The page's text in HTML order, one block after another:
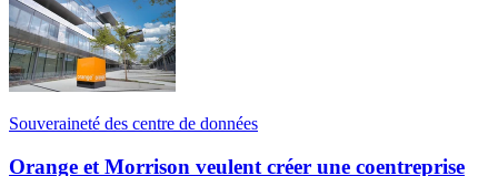
Souveraineté des centre de données
Orange et Morrison veulent créer une coentreprise